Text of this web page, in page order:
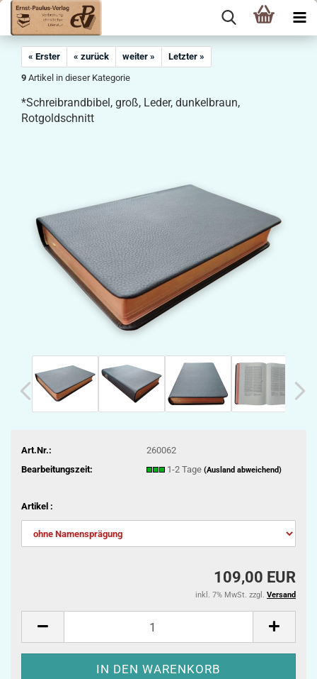
« Erster « zurück weiter »
Letzter »
9 Artikel in dieser Kategorie
*Schreibrandbibel, groß, Leder, dunkelbraun,
Rotgoldschnitt
Art.Nr.:
260062
Bearbeitungszeit:
1-2 Tage (Ausland abweichend)
Artikel :
109,00 EUR
inkl. 7% MwSt. zzgl. Versand